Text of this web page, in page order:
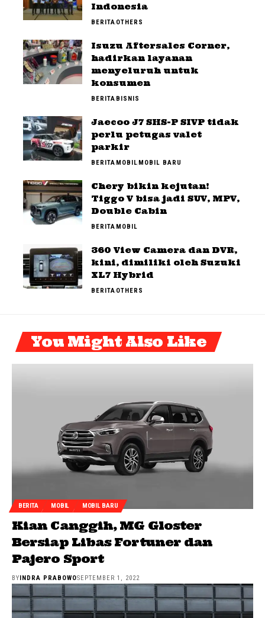
Indonesia
BERITAOTHERS
Isuzu Aftersales Corner,
hadirkan layanan
menyeluruh untuk
konsumen
BERITABISNIS
Jaecoo J7 SHS-P SIVP tidak
perlu petugas valet
parkir
BERITAMOBILMOBIL BARU
Chery bikin kejutan!
Tiggo V bisa jadi SUV, MPV,
Double Cabin
BERITAMOBIL
360 View Camera dan DVR,
kini, dimiliki oleh Suzuki
XL7 Hybrid
BERITAOTHERS
You Might Also Like
BERITA MOBIL MOBIL BARU
Kian Canggih, MG Gloster
Bersiap Libas Fortuner dan
Pajero Sport
BYINDRA PRABOWOSEPTEMBER 1, 2022